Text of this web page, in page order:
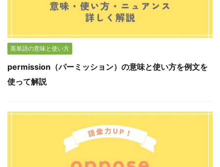
英単語の意味と使い方
permission（パーミッション）の意味と使い方を例文を
使って解説